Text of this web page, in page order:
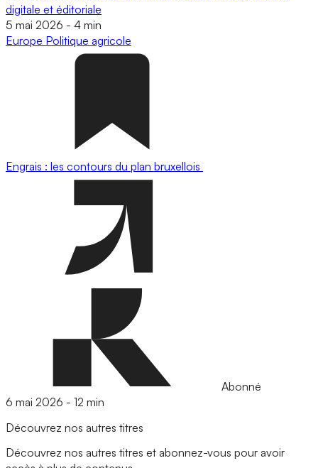
digitale et éditoriale
5 mai 2026 - 4 min
Europe Politique agricole
Engrais : les contours du plan bruxellois
Abonné
6 mai 2026 - 12 min
Découvrez nos autres titres
Découvrez nos autres titres et abonnez-vous pour avoir